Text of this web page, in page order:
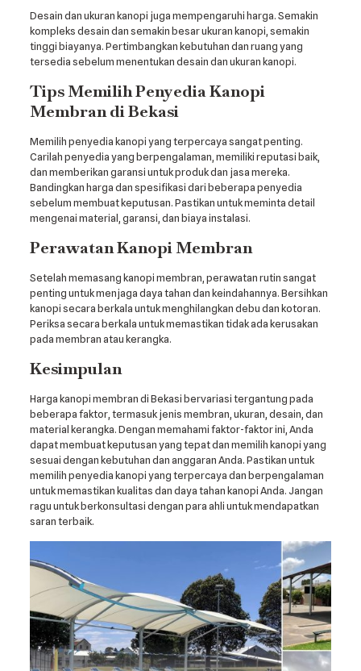
Desain dan ukuran kanopi juga mempengaruhi harga. Semakin
kompleks desain dan semakin besar ukuran kanopi, semakin
tinggi biayanya. Pertimbangkan kebutuhan dan ruang yang
tersedia sebelum menentukan desain dan ukuran kanopi.
Tips Memilih Penyedia Kanopi
Membran di Bekasi
Memilih penyedia kanopi yang terpercaya sangat penting.
Carilah penyedia yang berpengalaman, memiliki reputasi baik,
dan memberikan garansi untuk produk dan jasa mereka.
Bandingkan harga dan spesifikasi dari beberapa penyedia
sebelum membuat keputusan. Pastikan untuk meminta detail
mengenai material, garansi, dan biaya instalasi.
Perawatan Kanopi Membran
Setelah memasang kanopi membran, perawatan rutin sangat
penting untuk menjaga daya tahan dan keindahannya. Bersihkan
kanopi secara berkala untuk menghilangkan debu dan kotoran.
Periksa secara berkala untuk memastikan tidak ada kerusakan
pada membran atau kerangka.
Kesimpulan
Harga kanopi membran di Bekasi bervariasi tergantung pada
beberapa faktor, termasuk jenis membran, ukuran, desain, dan
material kerangka. Dengan memahami faktor-faktor ini, Anda
dapat membuat keputusan yang tepat dan memilih kanopi yang
sesuai dengan kebutuhan dan anggaran Anda. Pastikan untuk
memilih penyedia kanopi yang terpercaya dan berpengalaman
untuk memastikan kualitas dan daya tahan kanopi Anda. Jangan
ragu untuk berkonsultasi dengan para ahli untuk mendapatkan
saran terbaik.